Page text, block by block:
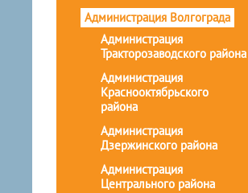
Администрация Волгограда
Администрация
Тракторозаводского района
Администрация
Краснооктябрьского
района
Администрация
Дзержинского района
Администрация
Центрального района